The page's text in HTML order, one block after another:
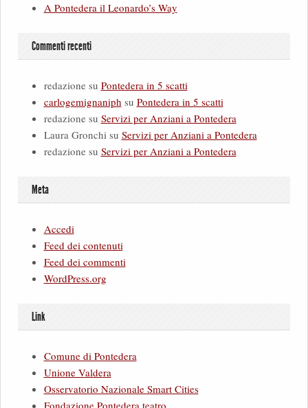
A Pontedera il Leonardo’s Way
Commenti recenti
redazionesu Pontedera in 5 scatti
carlogemignaniph su Pontedera in 5 scatti
redazionesu Servizi per Anziani a Pontedera
Laura Gronchisu Servizi per Anziani a Pontedera
redazionesu Servizi per Anziani a Pontedera
Meta
Accedi
Feed dei contenuti
Feed dei commenti
WordPress.org
Link
Comune di Pontedera
Unione Valdera
Osservatorio Nazionale Smart Cities